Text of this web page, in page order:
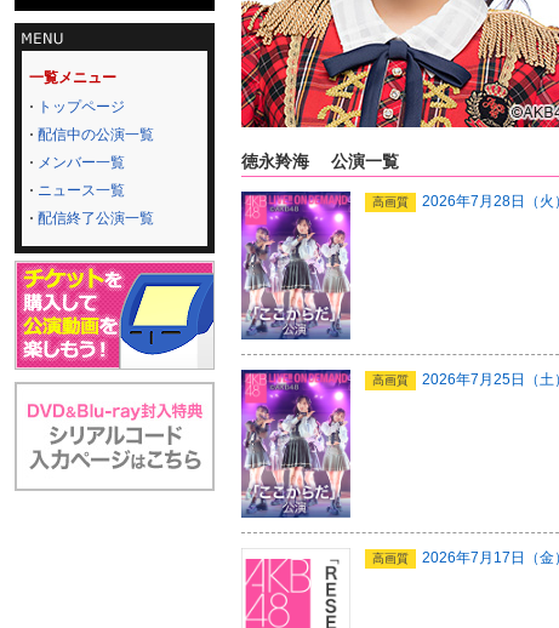
一覧メニュー
トップページ
配信中の公演一覧
メンバー一覧
ニュース一覧
配信終了公演一覧
徳永羚海 公演一覧
高画質 2026年7月28日（火
高画質 2026年7月25日（土
高画質 2026年7月17日（金